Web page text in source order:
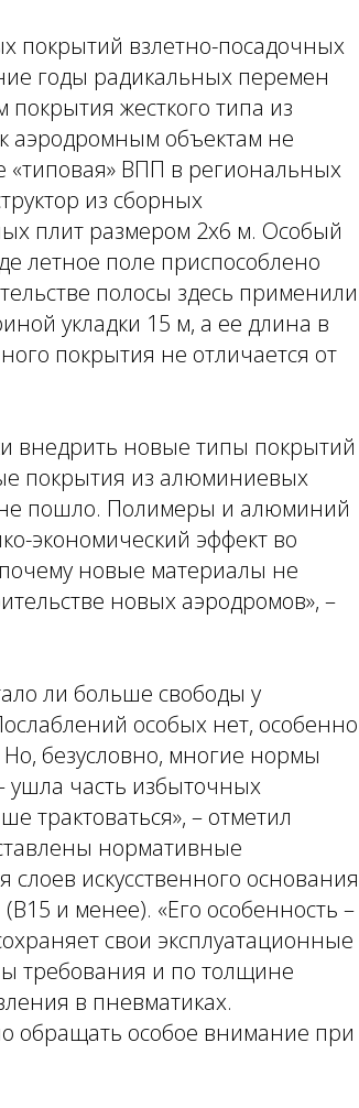
покрытий взлетно-посадочных
годы радикальных перемен
жесткого типа из
аэродромным объектам не
ВПП в региональных
из сборных
плит размером 2х6 м. Особый
летное поле приспособлено
полосы здесь применили
укладки 15 м, а ее длина в
покрытия не отличается от
внедрить новые типы покрытий
покрытия из алюминиевых
пошло. Полимеры и алюминий
экономический эффект во
новые материалы не
новых аэродромов», –
ли больше свободы у
особых нет, особенно
безусловно, многие нормы
ушла часть избыточных
трактоваться», – отметил
нормативные
искусственного основания
(В15 и менее). «Его особенность –
свои эксплуатационные
требования и по толщине
в пневматиках.
обращать особое внимание при